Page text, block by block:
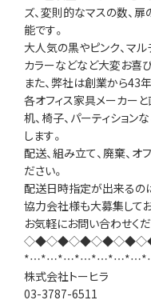
ズ、変則的なマスの数、
能です。
大人気の黒やピンク、マル
カラーなどなど大変お喜
また、弊社は創業から43年
各オフィス家具メーカーと
机、椅子、パーティショ
します。
配送、組み立て、廃棄、オ
ださい。
配送日時指定が出来るの
協力会社様も大募集してお
お気軽にお問い合わせくだ
株式会社トーヒラ
03-3787-6511